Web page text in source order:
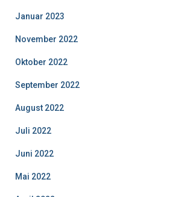
Januar 2023
November 2022
Oktober 2022
September 2022
August 2022
Juli 2022
Juni 2022
Mai 2022